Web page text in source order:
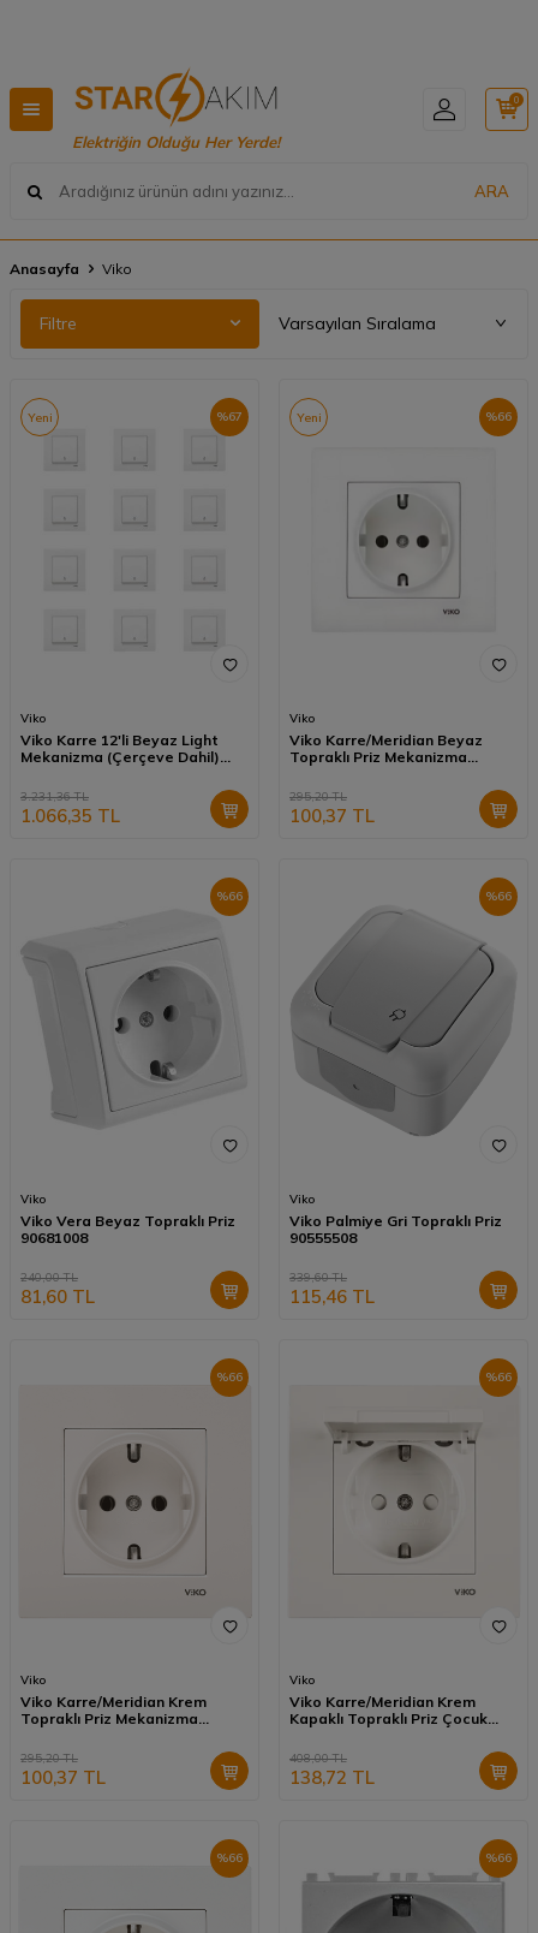
Elektriğin Olduğu Her Yerde!
ARA
0
Anasayfa Viko
Filtre
%67
Yeni
Viko
Viko Karre 12'li Beyaz Light
Mekanizma (Çerçeve Dahil)
3.231,36TL
1.066,35 TL
%66
Yeni
Viko
Viko Karre/Meridian Beyaz
Topraklı Priz Mekanizma
295,20TL
100,37 TL
%66
Viko
Viko Vera Beyaz Topraklı Priz
90681008
240,00TL
81,60 TL
%66
Viko
Viko Palmiye Gri Topraklı Priz
90555508
339,60TL
115,46 TL
%66
Viko
Viko Karre/Meridian Krem
Topraklı Priz Mekanizma
295,20TL
100,37 TL
%66
Viko
Viko Karre/Meridian Krem
Kapaklı Topraklı Priz Çocuk
Hariç) - 90967212
408,00TL
138,72 TL
%66 %66